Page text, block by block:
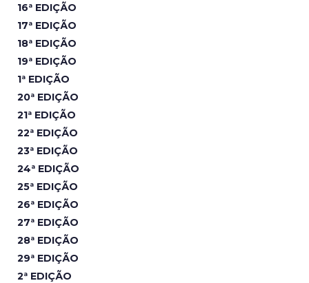
16ª EDIÇÃO
17ª EDIÇÃO
18ª EDIÇÃO
19ª EDIÇÃO
1ª EDIÇÃO
20ª EDIÇÃO
21ª EDIÇÃO
22ª EDIÇÃO
23ª EDIÇÃO
24ª EDIÇÃO
25ª EDIÇÃO
26ª EDIÇÃO
27ª EDIÇÃO
28ª EDIÇÃO
29ª EDIÇÃO
2ª EDIÇÃO